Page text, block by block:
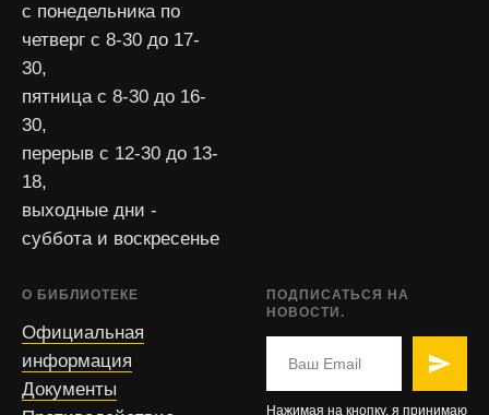
с понедельника по
четверг с 8-30 до 17-
30,
пятница с 8-30 до 16-
30,
перерыв с 12-30 до 13-
18,
выходные дни -
суббота и воскресенье
О БИБЛИОТЕКЕ
Официальная
информация
Документы
ПОДПИСАТЬСЯ НА
НОВОСТИ.
Нажимая на кнопку, я принимаю